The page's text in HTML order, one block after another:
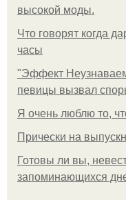
высокой моды.
Что говорят когда
часы
"Эффект
певицы вызвал
Я очень люблю то,
Прически на
Готовы ли вы,
запоминающихся